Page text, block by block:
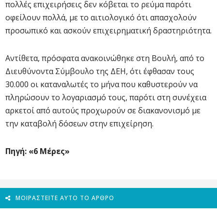
πολλές επιχειρήσεις δεν κόβεται το ρεύμα παρότι
οφείλουν πολλά, με το αιτιολογικό ότι απασχολούν
προσωπικό και ασκούν επιχειρηματική δραστηριότητα.
Αντίθετα, πρόσφατα ανακοινώθηκε στη Βουλή, από το
Διευθύνοντα Σύμβουλο της ΔΕΗ, ότι έφθασαν τους
30.000 οι καταναλωτές το μήνα που καθυστερούν να
πληρώσουν το λογαριασμό τους, παρότι στη συνέχεια
αρκετοί από αυτούς προχωρούν σε διακανονισμό με
την καταβολή δόσεων στην επιχείρηση.
Πηγή: «6 Μέρες»
ΜΟΙΡΑΣΤΕΊΤΕ ΑΥΤΌ ΤΟ ΆΡΘΡΟ